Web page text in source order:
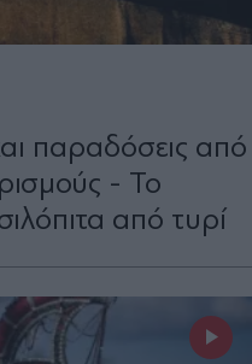
παραδόσεις από
- Το
από τυρί